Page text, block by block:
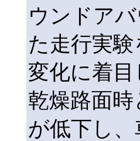
ウンドア
た走行実
変化に着
乾燥路面
が低下し